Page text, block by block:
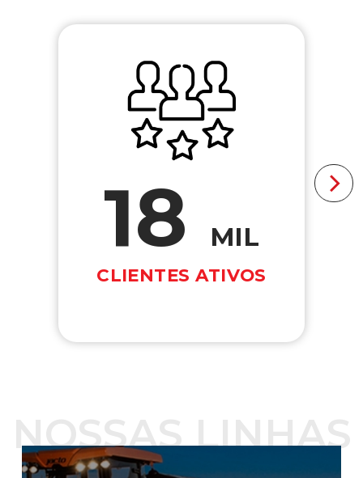
18 MIL
CLIENTES ATIVOS
NOSSAS LINHAS